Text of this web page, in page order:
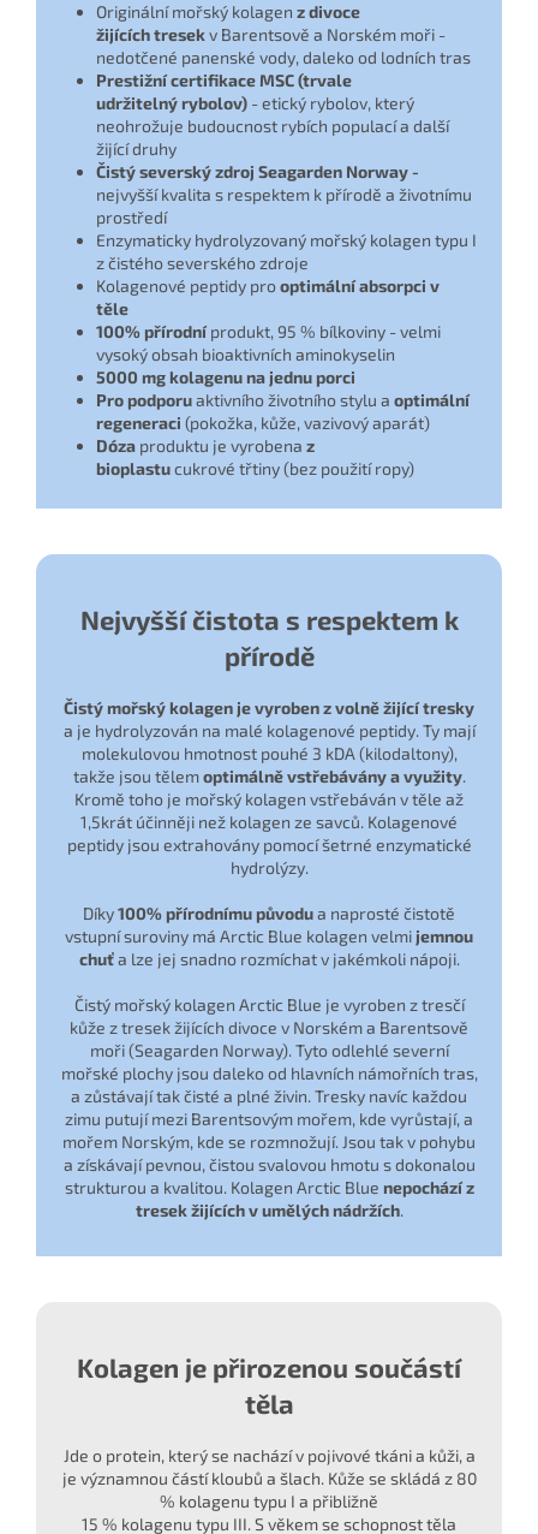
Originální mořský kolagen z divoce
žijících tresekv Barentsově a Norském moři -
nedotčené panenské vody, daleko od lodních tras
Prestižní certifikaceMSC (trvale
udržitelný rybolov) - etický rybolov, který
neohrožuje budoucnost rybích populací a další
žijící druhy
Čistý severský zdroj Seagarden Norway -
nejvyšší kvalita s respektem k přírodě a životnímu
prostředí
Enzymaticky hydrolyzovaný mořský kolagen typu I
z čistého severského zdroje
Kolagenové peptidy prooptimální absorpci v
těle
100% přírodní produkt, 95 % bílkoviny - velmi
vysoký obsah bioaktivních aminokyselin
5000 mg kolagenu na jednu porci
Pro podporuaktivního životního stylu a optimální
regeneraci (pokožka, kůže, vazivový aparát)
Dóza produktu je vyrobena z
bioplastucukrové třtiny (bez použití ropy)
Nejvyšší čistota s respektem k
přírodě
Čistý mořský kolagen je vyroben z volně žijící tresky
a je hydrolyzován na malé kolagenové peptidy. Ty mají
molekulovou hmotnost pouhé 3 kDA (kilodaltony),
takže jsou tělemoptimálně vstřebávány a využity.
Kromě toho je mořský kolagen vstřebáván v těle až
1,5krát účinněji než kolagen ze savců. Kolagenové
peptidy jsou extrahovány pomocí šetrné enzymatické
hydrolýzy.
Díky100% přírodnímu původua naprosté čistotě
vstupní suroviny má Arctic Blue kolagen velmi jemnou
chuťa lze jej snadno rozmíchat v jakémkoli nápoji.
Čistý mořský kolagen Arctic Blue je vyroben z tresčí
kůže z tresek žijících divoce v Norském a Barentsově
moři (Seagarden Norway). Tyto odlehlé severní
mořské plochy jsou daleko od hlavních námořních tras,
a zůstávají tak čisté a plné živin. Tresky navíc každou
zimu putují mezi Barentsovým mořem, kde vyrůstají, a
mořem Norským, kde se rozmnožují. Jsou tak v pohybu
a získávají pevnou, čistou svalovou hmotu s dokonalou
strukturou a kvalitou. Kolagen Arctic Blue nepochází z
tresek žijících v umělých nádržích.
Kolagen je přirozenou součástí
těla
Jde o protein, který se nachází v pojivové tkáni a kůži, a
je významnou částí kloubů a šlach. Kůže se skládá z 80
% kolagenu typu I a přibližně
15 % kolagenu typu III. S věkem se schopnost těla